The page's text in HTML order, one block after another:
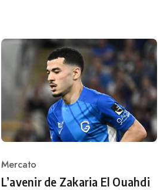
Category
Mercato
L’avenir de Zakaria El Ouahdi